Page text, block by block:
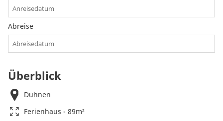
Abreise
Überblick
Duhnen
Ferienhaus - 89m²